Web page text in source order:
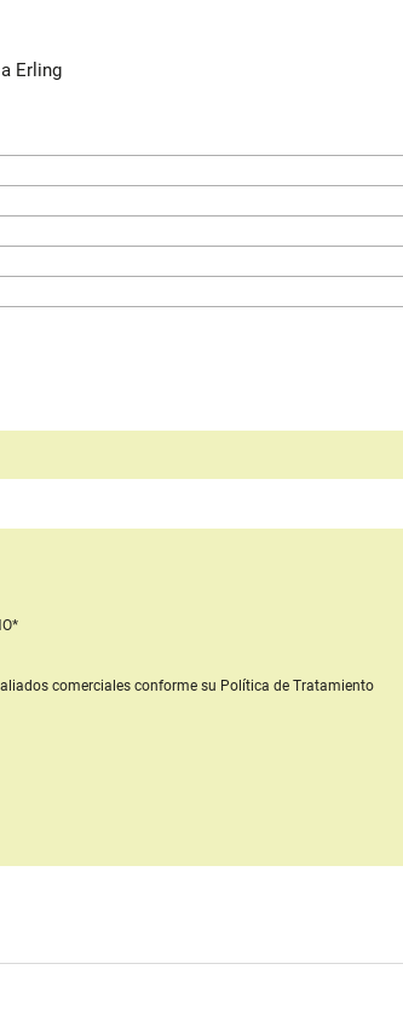
Erling
comercialesconforme su Política de Tratamiento